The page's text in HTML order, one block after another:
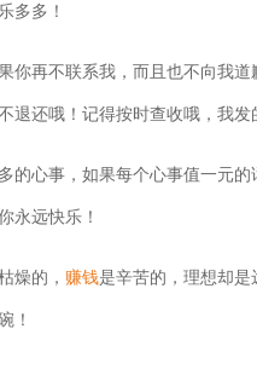
多多！
你再不联系我，而且也不向我
退还哦！记得按时查收哦，我
的心事，如果每个心事值一元
永远快乐！
燥的， 赚钱是辛苦的，理想却
！